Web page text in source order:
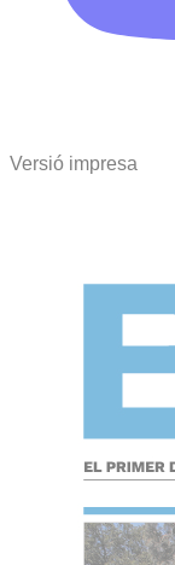
Versió impresa